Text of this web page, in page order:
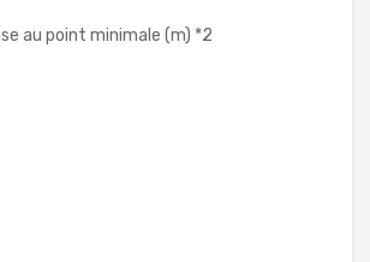
au point minimale (m) *2